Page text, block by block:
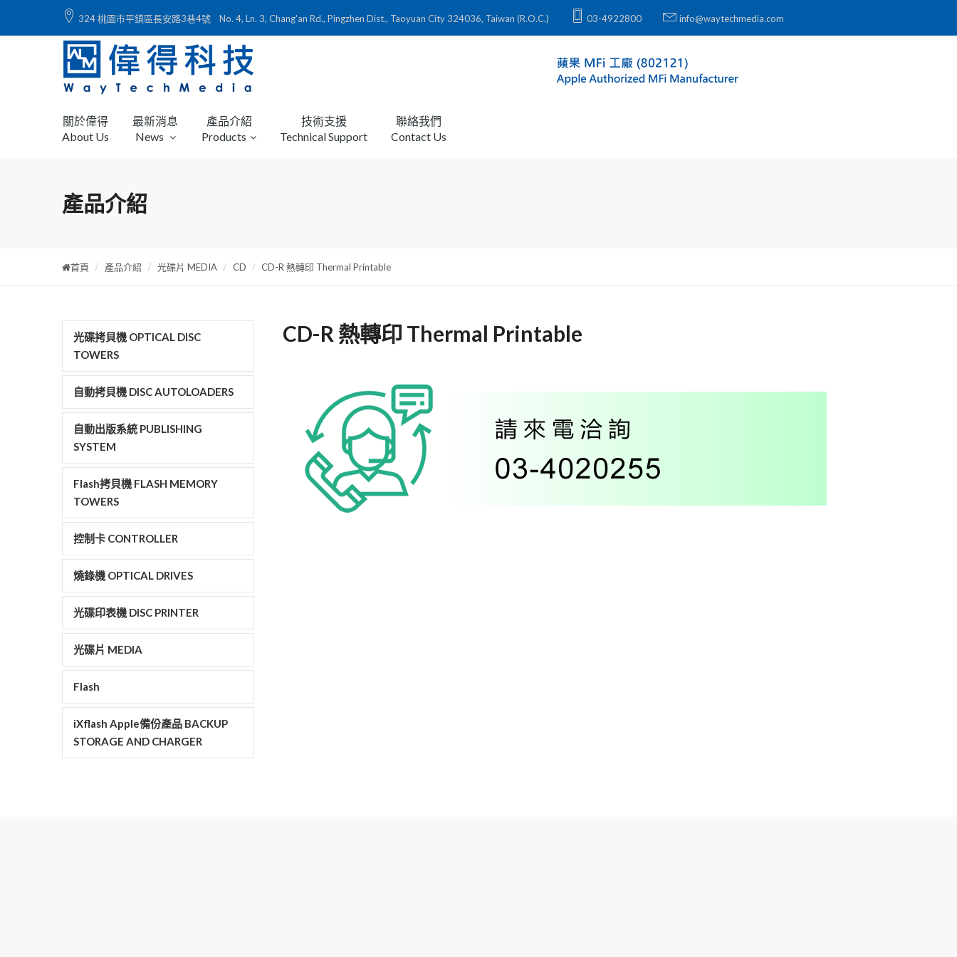
324 桃園市平鎮區長安路3巷4號 No. 4, Ln. 3, Chang'an Rd., Pingzhen Dist., Taoyuan City 324036, Taiwan (R.O.C.) 03-4922800 info@waytechmedia.com
關於偉得
About Us
最新消息
News
產品介紹
Products
技術支援
Technical Support
聯絡我們
Contact Us
產品介紹
首頁 產品介紹 光碟片 MEDIA CD CD-R 熱轉印 Thermal Printable
光碟拷貝機 OPTICAL DISC
TOWERS
自動拷貝機 DISC AUTOLOADERS
自動出版系統 PUBLISHING
SYSTEM
Flash拷貝機 FLASH MEMORY
TOWERS
控制卡 CONTROLLER
燒錄機 OPTICAL DRIVES
光碟印表機 DISC PRINTER
光碟片 MEDIA
Flash
iXflash Apple備份產品 BACKUP
STORAGE AND CHARGER
CD-R 熱轉印 Thermal Printable